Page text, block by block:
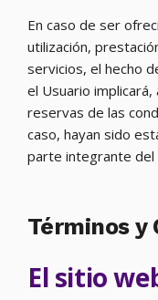
En caso de ser
utilización,
servicios, el hecho
el Usuario implicará,
reservas de las
caso, hayan sido
parte integrante del
Términos y
El sitio